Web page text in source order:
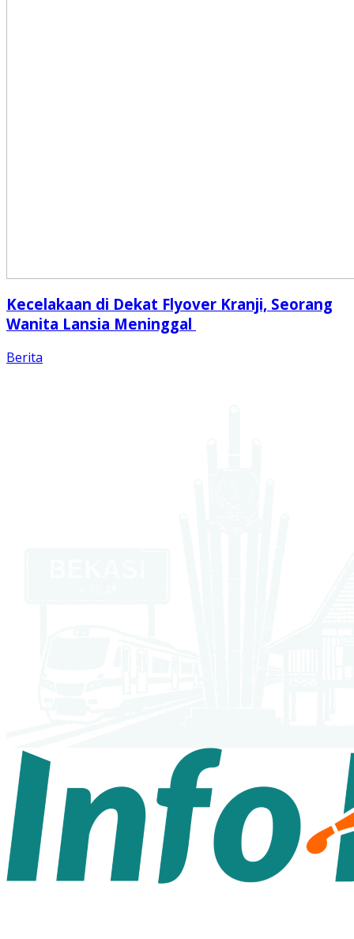
Kecelakaan di Dekat Flyover Kranji, Seorang
Wanita Lansia Meninggal
Berita